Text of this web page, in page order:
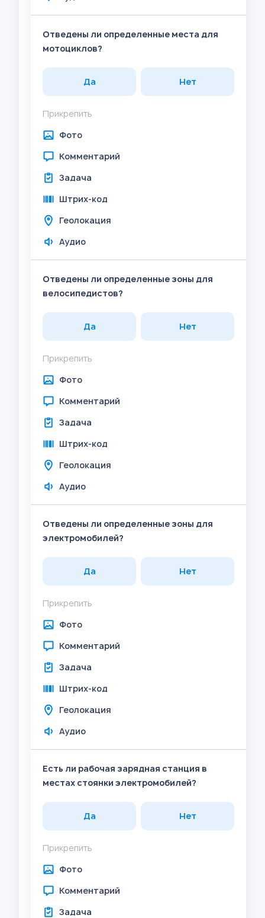
Отведены ли определенные места для
мотоциклов?
Да Нет
Прикрепить
Фото
Комментарий
Задача
Штрих-код
Геолокация
Аудио
Отведены ли определенные зоны для
велосипедистов?
Да Нет
Прикрепить
Фото
Комментарий
Задача
Штрих-код
Геолокация
Аудио
Отведены ли определенные зоны для
электромобилей?
Да Нет
Прикрепить
Фото
Комментарий
Задача
Штрих-код
Геолокация
Аудио
Есть ли рабочая зарядная станция в
местах стоянки электромобилей?
Да Нет
Прикрепить
Фото
Комментарий
Задача